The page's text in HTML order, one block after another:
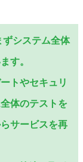
ずシステム全体
す。
トやセキュリ
体のテストを
サービスを再